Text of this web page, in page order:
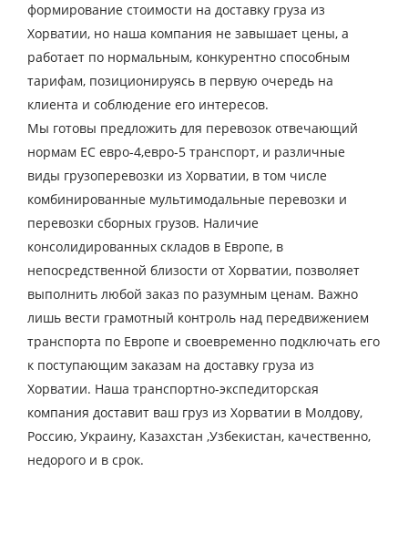
формирование стоимости на доставку груза из
Хорватии, но наша компания не завышает цены, а
работает по нормальным, конкурентно способным
тарифам, позиционируясь в первую очередь на
клиента и соблюдение его интересов.
Мы готовы предложить для перевозок отвечающий
нормам ЕС евро-4,евро-5 транспорт, и различные
виды грузоперевозки из Хорватии, в том числе
комбинированные мультимодальные перевозки и
перевозки сборных грузов. Наличие
консолидированных складов в Европе, в
непосредственной близости от Хорватии, позволяет
выполнить любой заказ по разумным ценам. Важно
лишь вести грамотный контроль над передвижением
транспорта по Европе и своевременно подключать его
к поступающим заказам на доставку груза из
Хорватии. Наша транспортно-экспедиторская
компания доставит ваш груз из Хорватии в Молдову,
Россию, Украину, Казахстан ,Узбекистан, качественно,
недорого и в срок.
Контактное лицо
Контактный телефон
E-mail
Отправляя заявку, вы соглашаетесь на
обработку персональных данных.
ОТПРАВИТЬ